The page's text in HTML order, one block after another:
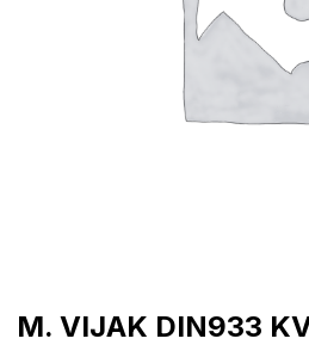
M. VIJAK DIN933